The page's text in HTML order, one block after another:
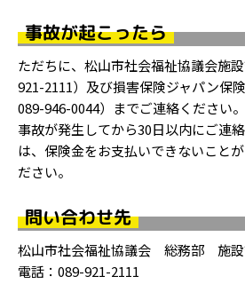
事故が起こったら
ただちに、松山市社会福祉協議会施
921-2111）及び損害保険ジャパン保
089-946-0044）までご連絡ください。
事故が発生してから30日以内にご連
は、保険金をお支払いできないこと
ださい。
問い合わせ先
松山市社会福祉協議会 総務部 施設
電話：089-921-2111